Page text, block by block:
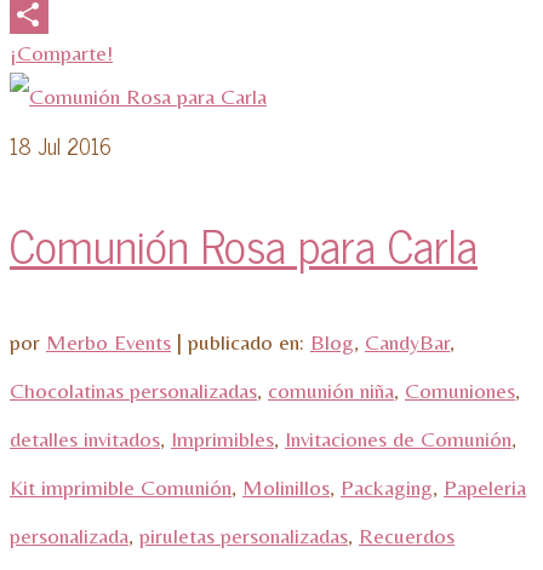
Email
¡Comparte!
18 Jul 2016
Comunión Rosa para Carla
por Merbo Events | publicado en: Blog, CandyBar,
Chocolatinas personalizadas, comunión niña, Comuniones,
detalles invitados, Imprimibles, Invitaciones de Comunión,
Kit imprimible Comunión, Molinillos, Packaging, Papeleria
personalizada, piruletas personalizadas, Recuerdos